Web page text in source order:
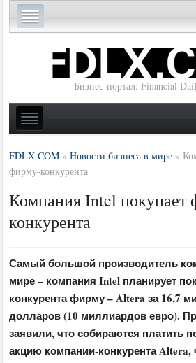
Бизнес-портал: Financial
FDLX.COM »Новости бизнеса в мире »
фирму-конкурента
Компания Intel покупает
конкурента
Самый большой производитель
мире – компания Intel планирует
конкурента фирму – Altera за 16,7
долларов (10 миллиардов евро).
заявили, что собираются платить
акцию компании-конкурента